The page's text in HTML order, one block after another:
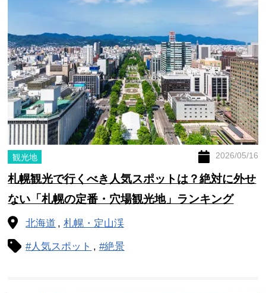
観光地 2026/05/16
札幌観光で行くべき人気スポットは？絶対に外せ
ない「札幌の定番・穴場観光地」ランキング
北海道 札幌・定山渓
#人気スポット #絶景